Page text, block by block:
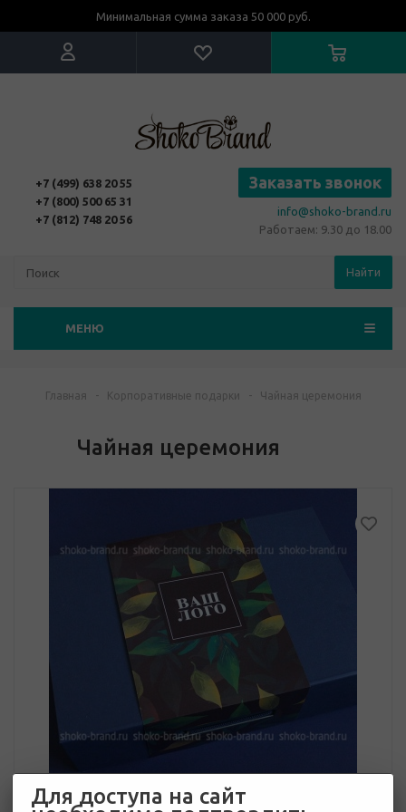
Минимальная сумма заказа 50 000 руб.
+7 (499) 638 20 55
+7 (800) 500 65 31
+7 (812) 748 20 56
Заказать звонок
info@shoko-brand.ru
Работаем: 9.30 до 18.00
Найти
МЕНЮ
Главная - Корпоративные подарки - Чайная церемония
Чайная церемония
Для доступа на сайт